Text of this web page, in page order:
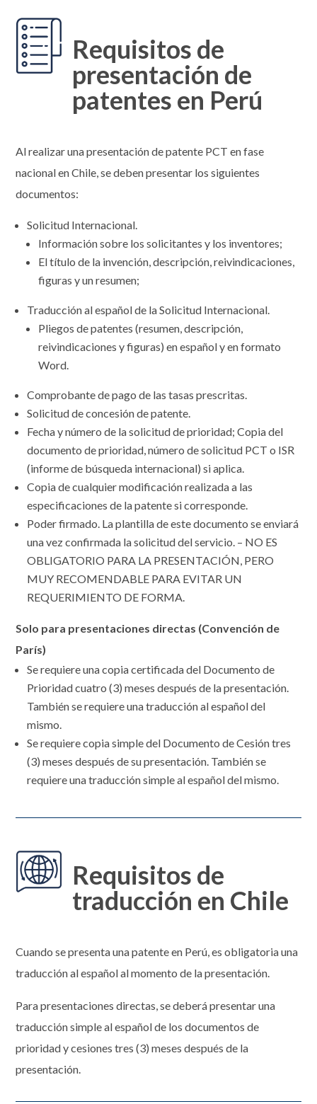
Requisitos de
presentación de
patentes en Perú
Al realizar una presentación de patente PCT en fase
nacional en Chile, se deben presentar los siguientes
documentos:
Solicitud Internacional.
Información sobre los solicitantes y los inventores;
El título de la invención, descripción, reivindicaciones,
figuras y un resumen;
Traducción al español de la Solicitud Internacional.
Pliegos de patentes (resumen, descripción,
reivindicaciones y figuras) en español y en formato
Word.
Comprobante de pago de las tasas prescritas.
Solicitud de concesión de patente.
Fecha y número de la solicitud de prioridad; Copia del
documento de prioridad, número de solicitud PCT o ISR
(informe de búsqueda internacional) si aplica.
Copia de cualquier modificación realizada a las
especificaciones de la patente si corresponde.
Poder firmado. La plantilla de este documento se enviará
una vez confirmada la solicitud del servicio. – NO ES
OBLIGATORIO PARA LA PRESENTACIÓN, PERO
MUY RECOMENDABLE PARA EVITAR UN
REQUERIMIENTO DE FORMA.
Solo para presentaciones directas (Convención de
París)
Se requiere una copia certificada del Documento de
Prioridad cuatro (3) meses después de la presentación.
También se requiere una traducción al español del
mismo.
Se requiere copia simple del Documento de Cesión tres
(3) meses después de su presentación. También se
requiere una traducción simple al español del mismo.
Requisitos de
traducción en Chile
Cuando se presenta una patente en Perú, es obligatoria una
traducción al español al momento de la presentación.
Para presentaciones directas, se deberá presentar una
traducción simple al español de los documentos de
prioridad y cesiones tres (3) meses después de la
presentación.